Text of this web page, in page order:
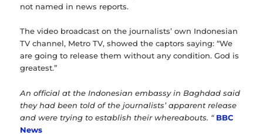
not named in news reports.
The video broadcast on the journalists’ own Indonesian
TV channel, Metro TV, showed the captors saying: “We
are going to release them without any condition. God is
greatest.”
An official at the Indonesian embassy in Baghdad said
they had been told of the journalists’ apparent release
and were trying to establish their whereabouts. “ BBC
News